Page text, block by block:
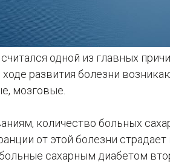
одной из главных
развития болезни
мозговые.
количество больных
от этой болезни страдает
сахарным диабетом